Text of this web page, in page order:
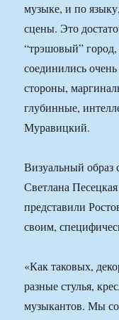
музыке, и по
сцены. Это
“трэшовый”
соединились
стороны,
глубинные,
Муравицкий.
Визуальный образ
Светлана
представили
своим,
«Как таковых,
разные стулья,
музыкантов. Мы со